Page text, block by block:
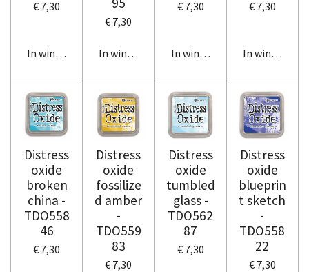
€ 7,30
In winkelwagen
€ 7,30
In winkelwagen
€ 7,30
In winkelwagen
€ 7,30
In
Distress
oxide
broken
china -
TDO558
46
€ 7,30
Distress
oxide
fossilize
d amber
-
TDO559
83
€ 7,30
Distress
oxide
tumbled
glass -
TDO562
87
€ 7,30
Distress
oxide
blueprin
t sketch
-
TDO558
22
€ 7,30